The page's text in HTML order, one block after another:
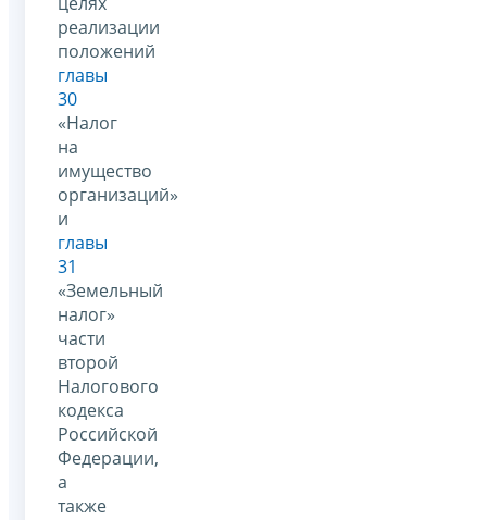
реализации
положений
главы
30
«Налог
на
имущество
организаций»
и
главы
31
«Земельный
налог»
части
второй
Налогового
кодекса
Российской
Федерации,
а
также